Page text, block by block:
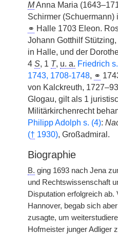
MAnna Maria
Schirmer (Schuermann)
⚭ Halle 1703 Eleon.
Johann Gotthilf
in Halle, und der
4 S, 1 T, u. a. Friedrich
1743, 1708-1748, ⚭
von Kalckreuth,
Glogau, gilt als 1
Militärkirchenrecht
Philipp Adolph s. (4):
(† 1930), Großadmiral.
Biographie
B. ging 1693 nach Jena
und Rechtswissenschaft
Disputation erfolgreich
Hannover, begab sich
zusagte, um
Hofmeister junger Adliger